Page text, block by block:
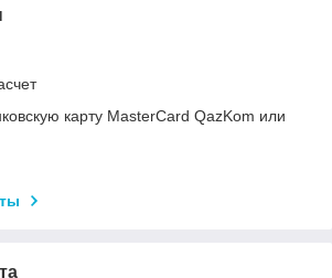
карту MasterCard QazKom или